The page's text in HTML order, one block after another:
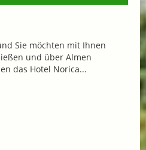
Sie möchten mit Ihnen
und über Almen
das Hotel Norica...